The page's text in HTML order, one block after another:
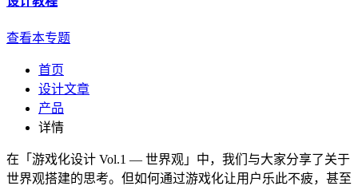
查看本专题
首页
设计文章
产品
详情
在「游戏化设计 Vol.1 — 世界观」中，我们与大家分享了关于
世界观搭建的思考。但如何通过游戏化让用户乐此不疲，甚至